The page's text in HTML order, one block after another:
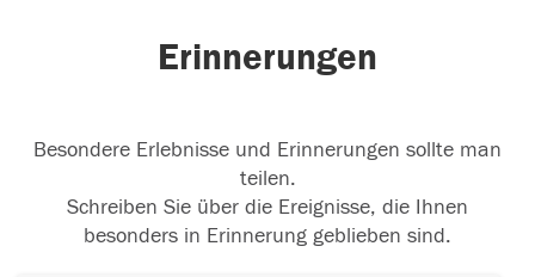
Erinnerungen
Besondere Erlebnisse und Erinnerungen sollte man
teilen.
Schreiben Sie über die Ereignisse, die Ihnen
besonders in Erinnerung geblieben sind.